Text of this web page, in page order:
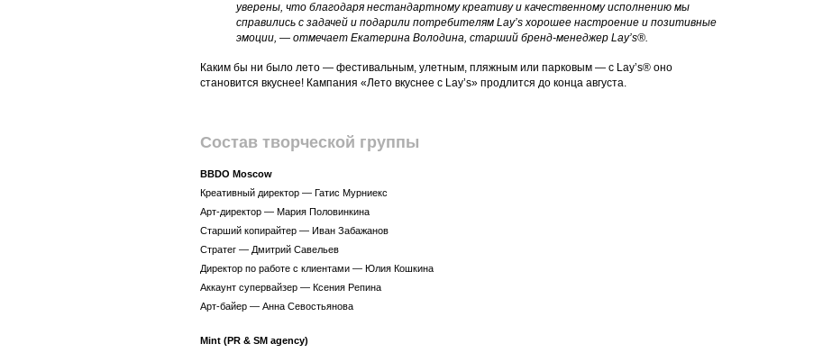
уверены, что благодаря нестандартному креативу и качественному исполнению мы
справились с задачей и подарили потребителям Lay’s хорошее настроение и позитивные
эмоции, — отмечает Екатерина Володина, старший бренд-менеджер Lay’s®.
Каким бы ни было лето — фестивальным, улетным, пляжным или парковым — с Lay’s® оно
становится вкуснее! Кампания «Лето вкуснее с Lay’s» продлится до конца августа.
Состав творческой группы
BBDO Moscow
Креативный директор — Гатис Мурниекс
Арт-директор — Мария Половинкина
Старший копирайтер — Иван Забажанов
Стратег — Дмитрий Савельев
Директор по работе с клиентами — Юлия Кошкина
Аккаунт супервайзер — Ксения Репина
Арт-байер — Анна Севостьянова
Mint (PR & SM agency)